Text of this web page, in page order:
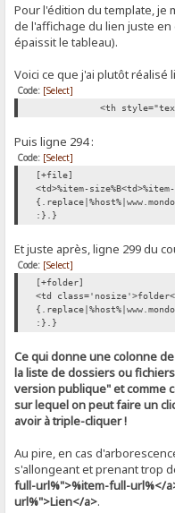
Pour l'édition du template, je
de l'affichage du lien juste
épaissit le tableau).
Voici ce que j'ai plutôt réalisé
Code: [Select]
<th style="text-
Puis ligne 294 :
Code: [Select]
[+file]
<td>%item-
:}.}
Et juste après, ligne 299 du
Code: [Select]
[+folder]
<td
:}.}
Ce qui donne une colonne
la liste de dossiers ou
version publique" et comme
sur lequel on peut faire un
avoir à triple-cliquer !
Au pire, en cas
s'allongeant et prenant trop
full-url%">%item-full-url%</
url%">Lien</a>.